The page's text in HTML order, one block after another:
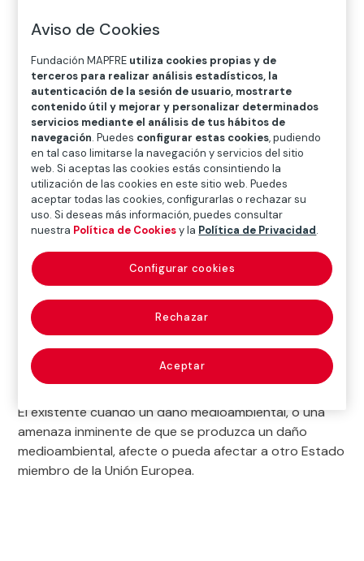
O
P Q R
V
W X Y Z
Diccionario de seguros
daños
transfronterizos
medioambientales
(enviromental
transboundary
damages)
El existente cuando un daño medioambiental, o una
amenaza inminente de que se produzca un daño
medioambiental, afecte o pueda afectar a otro Estado
miembro de la Unión Europea.
Aviso de Cookies
Fundación MAPFRE utiliza cookies propias y de
terceros para realizar análisis estadísticos, la
autenticación de la sesión de usuario, mostrarte
contenido útil y mejorar y personalizar determinados
servicios mediante el análisis de tus hábitos de
navegación. Puedes configurar estas cookies, pudiendo
en tal caso limitarse la navegación y servicios del sitio
web. Si aceptas las cookies estás consintiendo la
utilización de las cookies en este sitio web. Puedes
aceptar todas las cookies, configurarlas o rechazar su
uso. Si deseas más información, puedes consultar
nuestra Política de Cookiesy la Política de Privacidad.
Rechazar
Aceptar
Configurar cookies